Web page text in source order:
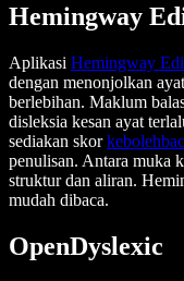
Hemingway
Aplikasi Hemingway
dengan menonjolkan
berlebihan. Maklum
disleksia kesan ayat
sediakan skor
penulisan. Antara muka
struktur dan aliran.
mudah dibaca.
OpenDyslexic